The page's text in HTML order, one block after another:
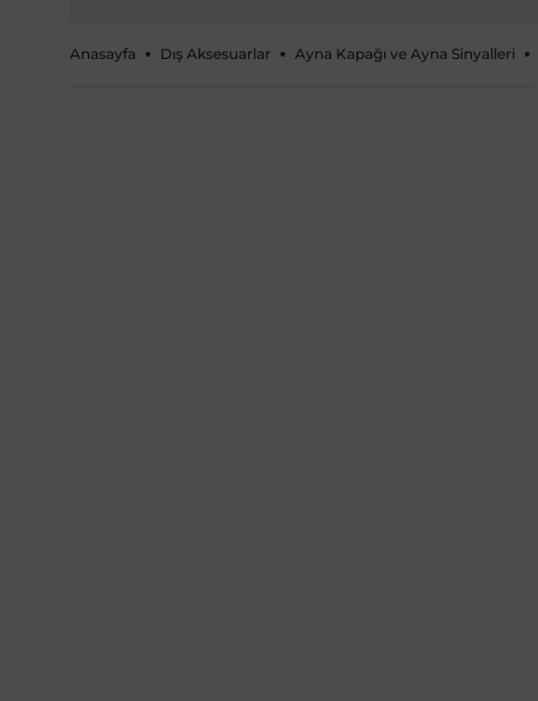
Anasayfa Dış Aksesuarlar Ayna Kapağı ve Ayna Sinyalleri